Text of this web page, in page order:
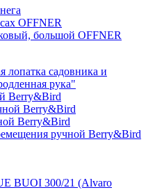
OFFNER
большой OFFNER
лопатка садовника и
рука"
Berry&Bird
Berry&Bird
Berry&Bird
ручной Berry&Bird
BUOI 300/21 (Alvaro